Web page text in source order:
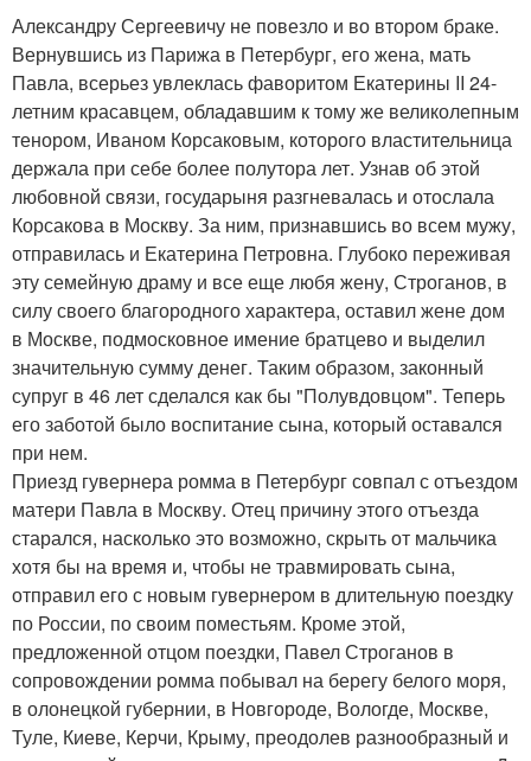
Александру Сергеевичу не повезло и во втором браке.
Вернувшись из Парижа в Петербург, его жена, мать
Павла, всерьез увлеклась фаворитом Екатерины II 24-
летним красавцем, обладавшим к тому же великолепным
тенором, Иваном Корсаковым, которого властительница
держала при себе более полутора лет. Узнав об этой
любовной связи, государыня разгневалась и отослала
Корсакова в Москву. За ним, признавшись во всем мужу,
отправилась и Екатерина Петровна. Глубоко переживая
эту семейную драму и все еще любя жену, Строганов, в
силу своего благородного характера, оставил жене дом
в Москве, подмосковное имение братцево и выделил
значительную сумму денег. Таким образом, законный
супруг в 46 лет сделался как бы "Полувдовцом". Теперь
его заботой было воспитание сына, который оставался
при нем.
Приезд гувернера ромма в Петербург совпал с отъездом
матери Павла в Москву. Отец причину этого отъезда
старался, насколько это возможно, скрыть от мальчика
хотя бы на время и, чтобы не травмировать сына,
отправил его с новым гувернером в длительную поездку
по России, по своим поместьям. Кроме этой,
предложенной отцом поездки, Павел Строганов в
сопровождении ромма побывал на берегу белого моря,
в олонецкой губернии, в Новгороде, Вологде, Москве,
Туле, Киеве, Керчи, Крыму, преодолев разнообразный и